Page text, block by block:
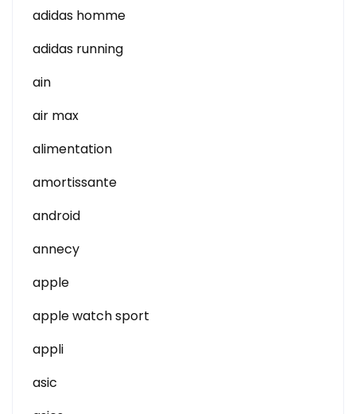
adidas homme
adidas running
ain
air max
alimentation
amortissante
android
annecy
apple
apple watch sport
appli
asic